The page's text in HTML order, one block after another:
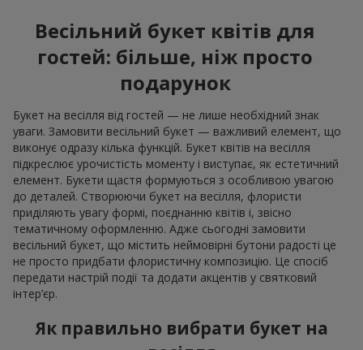
Весільний букет квітів для
гостей: більше, ніж просто
подарунок
Букет на весілля від гостей — не лише необхідний знак
уваги. Замовити весільний букет — важливий елемент, що
виконує одразу кілька функцій. Букет квітів на весілля
підкреслює урочистість моменту і виступає, як естетичний
елемент. Букети щастя формуються з особливою увагою
до деталей. Створюючи букет на весілля, флористи
приділяють увагу формі, поєднанню квітів і, звісно
тематичному оформленню. Адже сьогодні замовити
весільний букет, що містить неймовірні бутони радості це
не просто придбати флористичну композицію. Це спосіб
передати настрій події та додати акцентів у святковий
інтер’єр.
Як правильно вибрати букет на